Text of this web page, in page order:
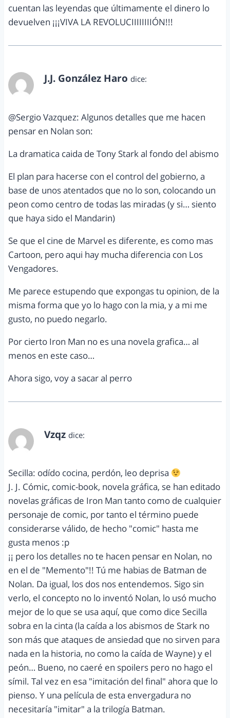
cuentan las leyendas que últimamente el dinero lo
devuelven ¡¡¡VIVA LA REVOLUCIIIIIIIIÓN!!!
J.J. González Haro dice:
@Sergio Vazquez: Algunos detalles que me hacen
pensar en Nolan son:
La dramatica caida de Tony Stark al fondo del abismo
El plan para hacerse con el control del gobierno, a
base de unos atentados que no lo son, colocando un
peon como centro de todas las miradas (y si… siento
que haya sido el Mandarin)
Se que el cine de Marvel es diferente, es como mas
Cartoon, pero aqui hay mucha diferencia con Los
Vengadores.
Me parece estupendo que expongas tu opinion, de la
misma forma que yo lo hago con la mia, y a mi me
gusto, no puedo negarlo.
Por cierto Iron Man no es una novela grafica… al
menos en este caso…
Ahora sigo, voy a sacar al perro
Vzqz dice:
Secilla: odído cocina, perdón, leo deprisa
J. J. Cómic, comic-book, novela gráfica, se han editado
novelas gráficas de Iron Man tanto como de cualquier
personaje de comic, por tanto el término puede
considerarse válido, de hecho "comic" hasta me
gusta menos :p
¡¡ pero los detalles no te hacen pensar en Nolan, no
en el de "Memento"!! Tú me habias de Batman de
Nolan. Da igual, los dos nos entendemos. Sigo sin
verlo, el concepto no lo inventó Nolan, lo usó mucho
mejor de lo que se usa aquí, que como dice Secilla
sobra en la cinta (la caída a los abismos de Stark no
son más que ataques de ansiedad que no sirven para
nada en la historia, no como la caída de Wayne) y el
peón… Bueno, no caeré en spoilers pero no hago el
símil. Tal vez en esa "imitación del final" ahora que lo
pienso. Y una película de esta envergadura no
necesitaría "imitar" a la trilogía Batman.